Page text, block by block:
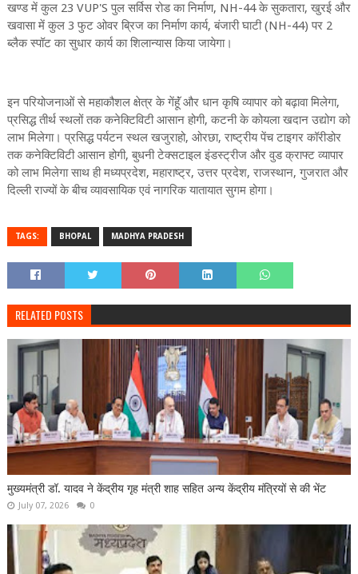
खण्ड में कुल 23 VUP'S पुल सर्विस रोड का निर्माण, NH-44 के सुकतारा, खुरई और
खवासा में कुल 3 फुट ओवर ब्रिज का निर्माण कार्य, बंजारी घाटी (NH-44) पर 2
ब्लैक स्पॉट का सुधार कार्य का शिलान्यास किया जायेगा।
इन परियोजनाओं से महाकौशल क्षेत्र के गेंहॅूं और धान कृषि व्यापार को बढ़ावा मिलेगा,
प्रसिद्ध तीर्थ स्थलों तक कनेक्टिविटी आसान होगी, कटनी के कोयला खदान उद्योग को
लाभ मिलेगा। प्रसिद्ध पर्यटन स्थल खजुराहो, ओरछा, राष्ट्रीय पेंच टाइगर कॉरीडोर
तक कनेक्टिविटी आसान होगी, बुधनी टेक्सटाइल इंडस्ट्रीज और वुड क्राफ्ट व्यापार
को लाभ मिलेगा साथ ही मध्यप्रदेश, महाराष्ट्र, उत्तर प्रदेश, राजस्थान, गुजरात और
दिल्ली राज्यों के बीच व्यावसायिक एवं नागरिक यातायात सुगम होगा।
TAGS: BHOPAL MADHYA PRADESH
RELATED POSTS
मुख्यमंत्री डॉ. यादव ने केंद्रीय गृह मंत्री शाह सहित अन्य केंद्रीय मंत्रियों से की भेंट
July 07, 2026 0